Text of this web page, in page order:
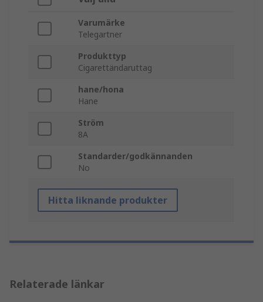
Varumärke
Telegartner
Produkttyp
Cigarettändaruttag
hane/hona
Hane
Ström
8A
Standarder/godkännanden
No
Hitta liknande produkter
Relaterade länkar